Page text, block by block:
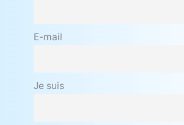
E-mail
Je suis